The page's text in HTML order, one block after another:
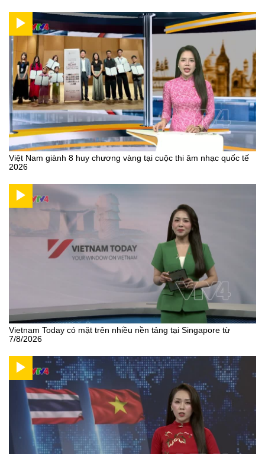
Việt Nam giành 8 huy chương vàng tại cuộc thi âm nhạc quốc tế
2026
Vietnam Today có mặt trên nhiều nền tảng tại Singapore từ
7/8/2026